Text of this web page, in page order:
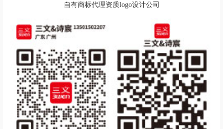
饮用水logo设计
运动品牌logo设计 牙膏logo设计
油漆logo设计 药业logo设计
医药logo设计 药企logo设计
药品logo设计 药店logo设计
自有商标代理资质logo设计公司